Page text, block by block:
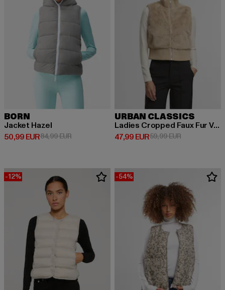
BORN
Jacket Hazel
50,99 EUR
Derzeitiger Preis: 50,99 EUR
84,99 EURAktionspreis: 84,99 EUR
URBAN CLASSICS
Ladies Cropped Faux Fur Vest
47,99 EUR
Derzeitiger Preis: 47,99 EUR
59,99 EURAktionspreis:
-12% -54%